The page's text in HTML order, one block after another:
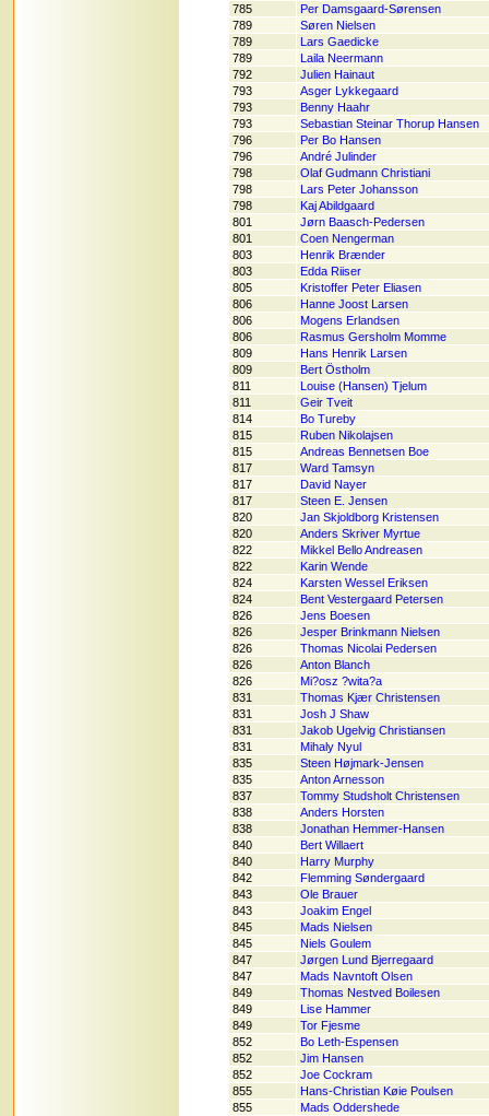
785
Per Damsgaard-Sørensen
789
Søren Nielsen
789
Lars Gaedicke
789
Laila Neermann
792
Julien Hainaut
793
Asger Lykkegaard
793
Benny Haahr
793
Sebastian Steinar Thorup Hansen
796
Per Bo Hansen
796
André Julinder
798
Olaf Gudmann Christiani
798
Lars Peter Johansson
798
Kaj Abildgaard
801
Jørn Baasch-Pedersen
801
Coen Nengerman
803
Henrik Brænder
803
Edda Riiser
805
Kristoffer Peter Eliasen
806
Hanne Joost Larsen
806
Mogens Erlandsen
806
Rasmus Gersholm Momme
809
Hans Henrik Larsen
809
Bert Östholm
811
Louise (Hansen) Tjelum
811
Geir Tveit
814
Bo Tureby
815
Ruben Nikolajsen
815
Andreas Bennetsen Boe
817
Ward Tamsyn
817
David Nayer
817
Steen E. Jensen
820
Jan Skjoldborg Kristensen
820
Anders Skriver Myrtue
822
Mikkel Bello Andreasen
822
Karin Wende
824
Karsten Wessel Eriksen
824
Bent Vestergaard Petersen
826
Jens Boesen
826
Jesper Brinkmann Nielsen
826
Thomas Nicolai Pedersen
826
Anton Blanch
826
Mi?osz ?wita?a
831
Thomas Kjær Christensen
831
Josh J Shaw
831
Jakob Ugelvig Christiansen
831
Mihaly Nyul
835
Steen Højmark-Jensen
835
Anton Arnesson
837
Tommy Studsholt Christensen
838
Anders Horsten
838
Jonathan Hemmer-Hansen
840
Bert Willaert
840
Harry Murphy
842
Flemming Søndergaard
843
Ole Brauer
843
Joakim Engel
845
Mads Nielsen
845
Niels Goulem
847
Jørgen Lund Bjerregaard
847
Mads Navntoft Olsen
849
Thomas Nestved Boilesen
849
Lise Hammer
849
Tor Fjesme
852
Bo Leth-Espensen
852
Jim Hansen
852
Joe Cockram
855
Hans-Christian Køie Poulsen
855
Mads Oddershede